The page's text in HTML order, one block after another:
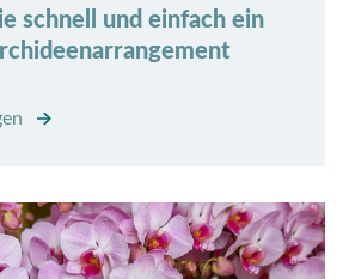
schnell und einfach ein